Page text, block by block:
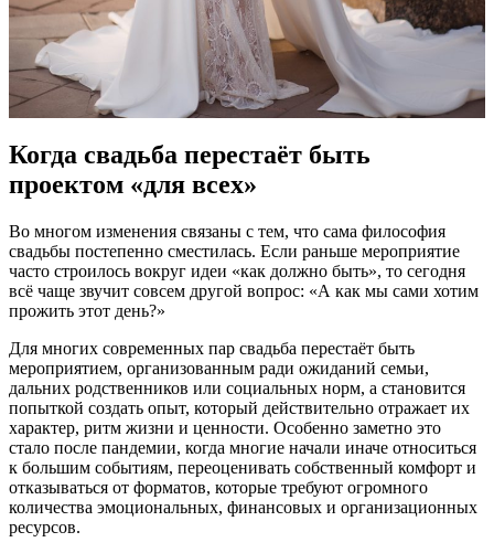
Когда свадьба перестаёт быть
проектом «для всех»
Во многом изменения связаны с тем, что сама философия
свадьбы постепенно сместилась. Если раньше мероприятие
часто строилось вокруг идеи «как должно быть», то сегодня
всё чаще звучит совсем другой вопрос: «А как мы сами хотим
прожить этот день?»
Для многих современных пар свадьба перестаёт быть
мероприятием, организованным ради ожиданий семьи,
дальних родственников или социальных норм, а становится
попыткой создать опыт, который действительно отражает их
характер, ритм жизни и ценности. Особенно заметно это
стало после пандемии, когда многие начали иначе относиться
к большим событиям, переоценивать собственный комфорт и
отказываться от форматов, которые требуют огромного
количества эмоциональных, финансовых и организационных
ресурсов.